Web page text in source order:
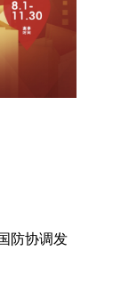
防协调发